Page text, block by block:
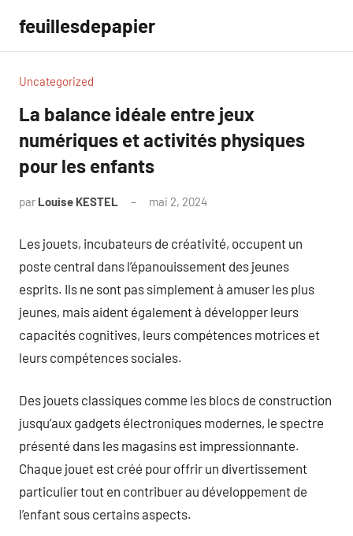
contenu
feuillesdepapier
Uncategorized
La balance idéale entre jeux
numériques et activités physiques
pour les enfants
par Louise KESTEL mai 2, 2024
Les jouets, incubateurs de créativité, occupent un
poste central dans l’épanouissement des jeunes
esprits. Ils ne sont pas simplement à amuser les plus
jeunes, mais aident également à développer leurs
capacités cognitives, leurs compétences motrices et
leurs compétences sociales.
Des jouets classiques comme les blocs de construction
jusqu’aux gadgets électroniques modernes, le spectre
présenté dans les magasins est impressionnante.
Chaque jouet est créé pour offrir un divertissement
particulier tout en contribuer au développement de
l’enfant sous certains aspects.